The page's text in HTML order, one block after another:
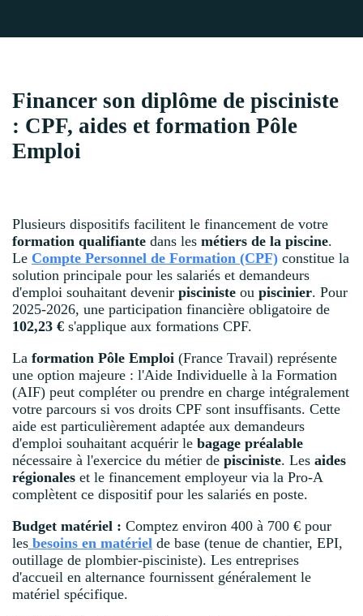
Financer son diplôme de pisciniste
: CPF, aides et formation Pôle
Emploi
Plusieurs dispositifs facilitent le financement de votre
formation qualifiante dans les métiers de la piscine.
Le Compte Personnel de Formation (CPF) constitue la
solution principale pour les salariés et demandeurs
d'emploi souhaitant devenir pisciniste ou piscinier. Pour
2025-2026, une participation financière obligatoire de
102,23 € s'applique aux formations CPF.
La formation Pôle Emploi (France Travail) représente
une option majeure : l'Aide Individuelle à la Formation
(AIF) peut compléter ou prendre en charge intégralement
votre parcours si vos droits CPF sont insuffisants. Cette
aide est particulièrement adaptée aux demandeurs
d'emploi souhaitant acquérir le bagage préalable
nécessaire à l'exercice du métier de pisciniste. Les aides
régionales et le financement employeur via la Pro-A
complètent ce dispositif pour les salariés en poste.
Budget matériel : Comptez environ 400 à 700 € pour
les besoins en matériel de base (tenue de chantier, EPI,
outillage de plombier-pisciniste). Les entreprises
d'accueil en alternance fournissent généralement le
matériel spécifique.